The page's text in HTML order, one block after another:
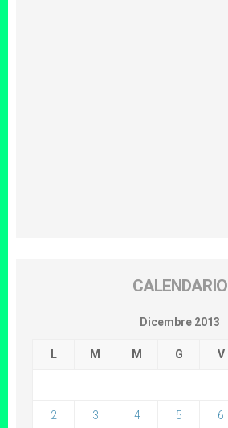
CALENDARIO
Dicembre 2013
L M M G V
2 3 4 5 6